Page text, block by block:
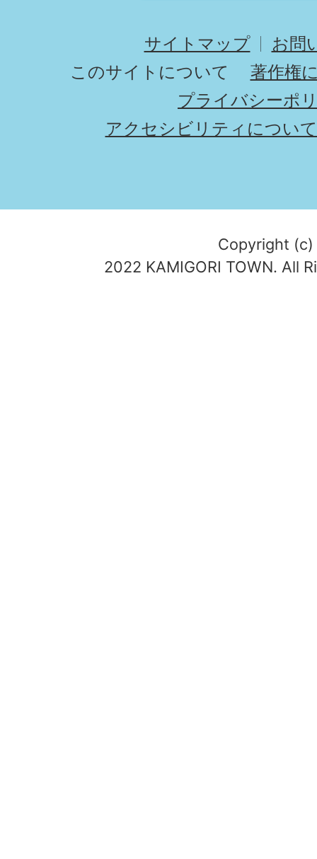
サイトマップ
お問
このサイトについて
著作権
プライバシーポ
アクセシビリティについて
Copyright (c)
2022 KAMIGORI TOWN. All